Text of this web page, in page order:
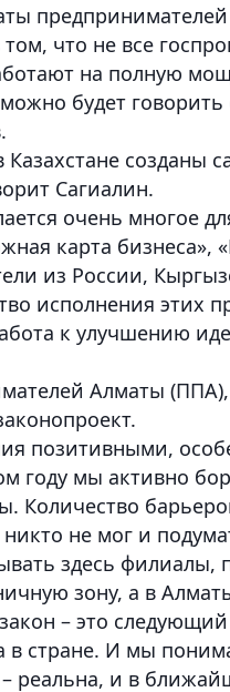
что не все
на полную
будет
созданы
Сагиалин.
очень многое
карта бизнеса»,
из России,
исполнения этих
к улучшению
Алматы (ППА),
позитивными,
году мы активно
Количество
никто не мог и
здесь филиалы,
зону, а в
– это
в стране. И мы
– реальна, и в